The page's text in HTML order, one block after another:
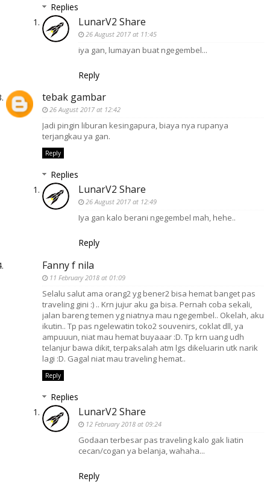
Replies
LunarV2 Share
26 August 2017 at 11:45
iya gan, lumayan buat ngegembel...
Reply
tebak gambar
26 August 2017 at 12:42
Jadi pingin liburan kesingapura, biaya nya rupanya
terjangkau ya gan.
Reply
Replies
LunarV2 Share
26 August 2017 at 12:49
Iya gan kalo berani ngegembel mah, hehe..
Reply
Fanny f nila
11 February 2018 at 01:09
Selalu salut ama orang2 yg bener2 bisa hemat banget pas
traveling gini :) .. Krn jujur aku ga bisa. Pernah coba sekali,
jalan bareng temen yg niatnya mau ngegembel.. Okelah, aku
ikutin.. Tp pas ngelewatin toko2 souvenirs, coklat dll, ya
ampuuun, niat mau hemat buyaaar :D. Tp krn uang udh
telanjur bawa dikit, terpaksalah atm lgs dikeluarin utk narik
lagi :D. Gagal niat mau traveling hemat..
Reply
Replies
LunarV2 Share
12 February 2018 at 09:24
Godaan terbesar pas traveling kalo gak liatin
cecan/cogan ya belanja, wahaha...
Reply